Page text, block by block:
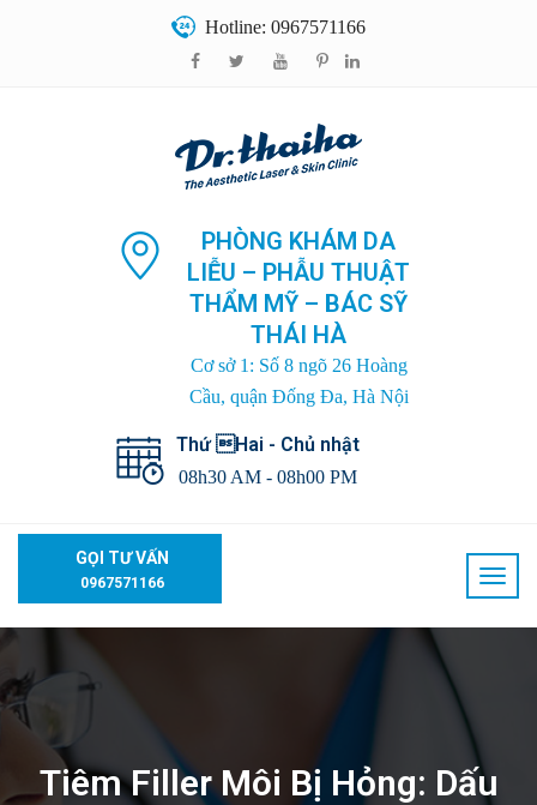
Hotline: 0967571166
PHÒNG KHÁM DA
LIỄU – PHẪU THUẬT
THẨM MỸ – BÁC SỸ
THÁI HÀ
Cơ sở 1: Số 8 ngõ 26 Hoàng
Cầu, quận Đống Đa, Hà Nội
Thứ Hai - Chủ nhật
08h30 AM - 08h00 PM
GỌI TƯ VẤN
0967571166
Tiêm Filler Môi Bị Hỏng: Dấu